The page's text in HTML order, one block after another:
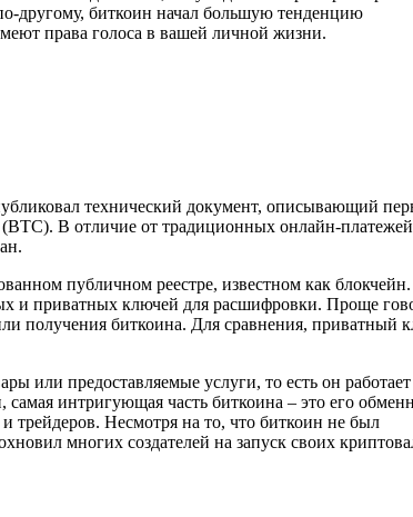
другому, биткоин начал большую тенденцию
права голоса в вашей личной жизни.
технический документ, описывающий
В отличие от традиционных онлайн-
публичном реестре, известном как
и приватных ключей для расшифровки. Проще
получения биткоина. Для сравнения, приватный
или предоставляемые услуги, то есть он работает
самая интригующая часть биткоина – это его
Несмотря на то, что биткоин не был
многих создателей на запуск своих